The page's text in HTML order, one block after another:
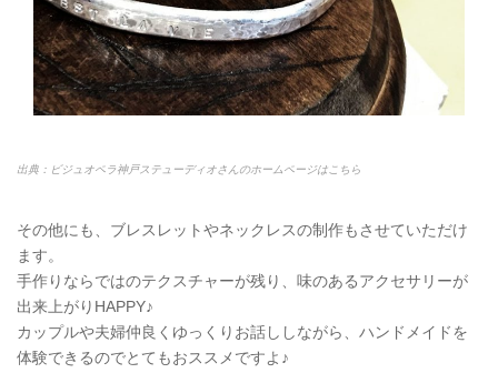
出典：ビジュオペラ神戸ステューディオさんのホームページはこちら
その他にも、ブレスレットやネックレスの制作もさせていただけ
ます。
手作りならではのテクスチャーが残り、味のあるアクセサリーが
出来上がりHAPPY♪
カップルや夫婦仲良くゆっくりお話ししながら、ハンドメイドを
体験できるのでとてもおススメですよ♪